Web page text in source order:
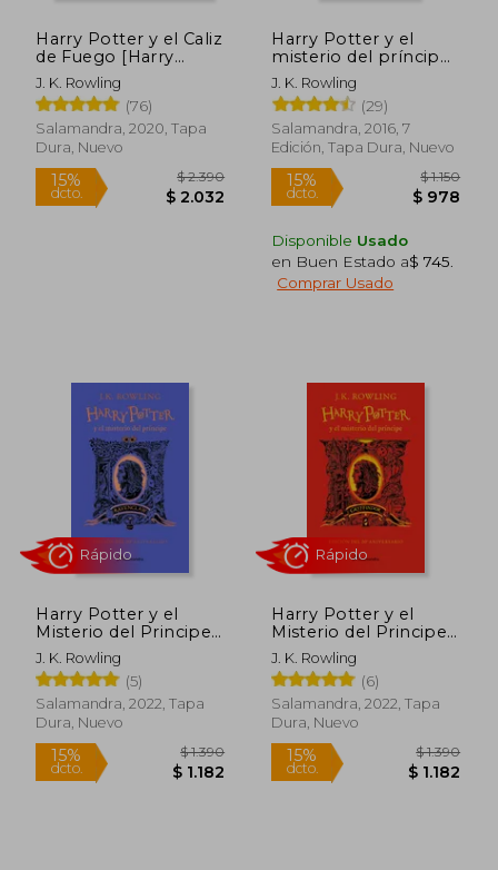
Rápido Rápido
Rápido
Harry Potter y el Caliz
de Fuego [Harry
Potter 4] [Edicion
Ilustrada]
J. K. Rowling
(76)
Salamandra, 2020, Tapa
Dura, Nuevo
Harry Potter y el
misterio del príncipe
(Tapa dura)
J. K. Rowling
(29)
Salamandra, 2016, 7
Edición, Tapa Dura, Nuevo
Disponible Usado
en Buen Estado a$ 745
Comprar Usado
Harry Potter y el
Misterio del Principe
(Edición 20
Aniversario -
Ravenclaw)
J. K. Rowling
(5)
Salamandra, 2022, Tapa
Dura, Nuevo
Harry Potter y el
Misterio del Principe
(6) (Td) Edicion 20
Aniversario
(Gryffindor)
J. K. Rowling
(6)
Salamandra, 2022, Tapa
Dura, Nuevo